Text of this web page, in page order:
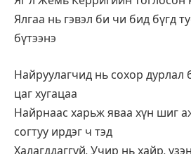
Ялгаа нь гэвэл би чи бид бүгд
бүтээнэ
Найруулагчид нь сохор дурлал
цаг хугацаа
Найрнаас харьж яваа хүн шиг
согтуу ирдэг ч тэд
Халагддаггүй. Учир нь хайр,